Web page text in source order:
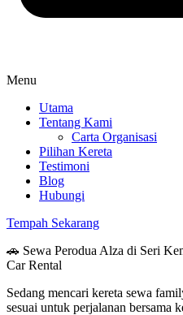
Menu
Utama
Tentang Kami
Carta Organisasi
Pilihan Kereta
Testimoni
Blog
Hubungi
Tempah Sekarang
🚗 Sewa Perodua Alza di Seri
Car Rental
Sedang mencari kereta sewa
sesuai untuk perjalanan bersama